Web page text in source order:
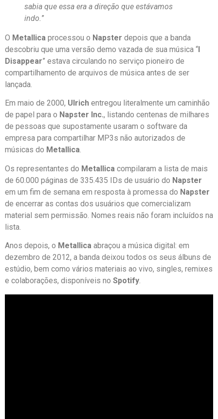
sabia que essa era a direção que estávamos
indo.”
O Metallica processou o Napster depois que a banda
descobriu que uma versão demo vazada de sua música “I
Disappear” estava circulando no serviço pioneiro de
compartilhamento de arquivos de música antes de ser
lançada.
Em maio de 2000, Ulrich entregou literalmente um caminhão
de papel para o Napster Inc., listando centenas de milhares
de pessoas que supostamente usaram o software da
empresa para compartilhar MP3s não autorizados de
músicas do Metallica.
Os representantes do Metallica compilaram a lista de mais
de 60.000 páginas de 335.435 IDs de usuário do Napster
em um fim de semana em resposta à promessa do Napster
de encerrar as contas dos usuários que comercializam
material sem permissão. Nomes reais não foram incluídos na
lista.
Anos depois, o Metallica abraçou a música digital: em
dezembro de 2012, a banda deixou todos os seus álbuns de
estúdio, bem como vários materiais ao vivo, singles, remixes
e colaborações, disponíveis no Spotify.